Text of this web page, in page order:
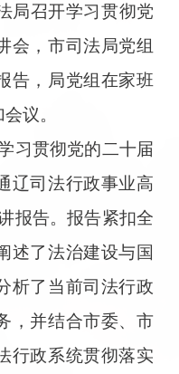
局召开学习贯彻党
会，市司法局党组
告，局党组在家班
议。
习贯彻党的二十届
辽司法行政事业高
报告。报告紧扣全
述了法治建设与国
析了当前司法行政
，并结合市委、市
行政系统贯彻落实